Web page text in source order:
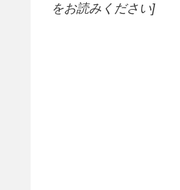
をお読みください]